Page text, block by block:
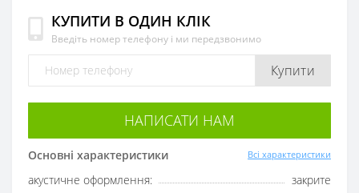
КУПИТИ В ОДИН КЛІК
Введіть номер телефону і ми передзвонимо
Купити
НАПИСАТИ НАМ
Основні характеристики Всі характеристики
акустичне оформлення:
закрите